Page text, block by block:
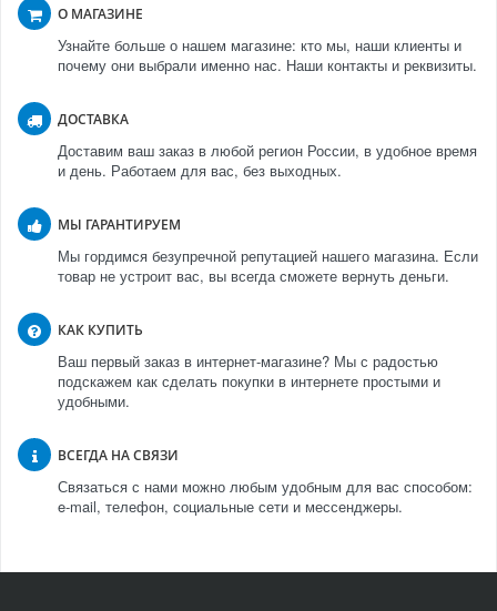
О МАГАЗИНЕ
Узнайте больше о нашем магазине: кто мы, наши клиенты и
почему они выбрали именно нас. Наши контакты и реквизиты.
ДОСТАВКА
Доставим ваш заказ в любой регион России, в удобное время
и день. Работаем для вас, без выходных.
МЫ ГАРАНТИРУЕМ
Мы гордимся безупречной репутацией нашего магазина. Если
товар не устроит вас, вы всегда сможете вернуть деньги.
КАК КУПИТЬ
Ваш первый заказ в интернет-магазине? Мы с радостью
подскажем как сделать покупки в интернете простыми и
удобными.
ВСЕГДА НА СВЯЗИ
Связаться с нами можно любым удобным для вас способом:
e-mail, телефон, социальные сети и мессенджеры.